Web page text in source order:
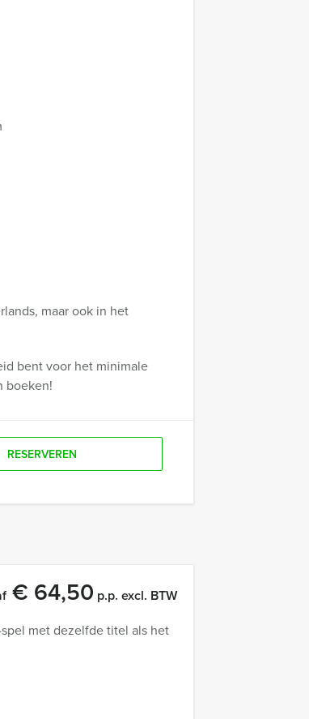
maar ook in het
bent voor het minimale
boeken!
RESERVEREN
€ 64,50 p.p. excl. BTW
met dezelfde titel als het